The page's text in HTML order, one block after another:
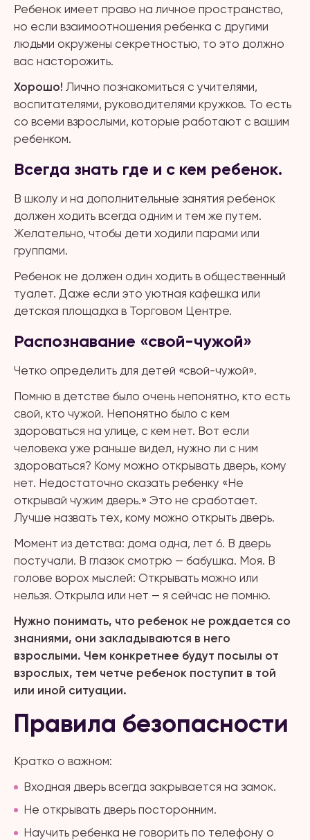
Ребенок имеет право на личное пространство,
но если взаимоотношения ребенка с другими
людьми окружены секретностью, то это должно
вас насторожить.
Хорошо! Лично познакомиться с учителями,
воспитателями, руководителями кружков. То есть
со всеми взрослыми, которые работают с вашим
ребенком.
Всегда знать где и с кем ребенок.
В школу и на дополнительные занятия ребенок
должен ходить всегда одним и тем же путем.
Желательно, чтобы дети ходили парами или
группами.
Ребенок не должен один ходить в общественный
туалет. Даже если это уютная кафешка или
детская площадка в Торговом Центре.
Распознавание «свой-чужой»
Четко определить для детей «свой-чужой».
Помню в детстве было очень непонятно, кто есть
свой, кто чужой. Непонятно было с кем
здороваться на улице, с кем нет. Вот если
человека уже раньше видел, нужно ли с ним
здороваться? Кому можно открывать дверь, кому
нет. Недостаточно сказать ребенку «Не
открывай чужим дверь.» Это не сработает.
Лучше назвать тех, кому можно открыть дверь.
Момент из детства: дома одна, лет 6. В дверь
постучали. В глазок смотрю — бабушка. Моя. В
голове ворох мыслей: Открывать можно или
нельзя. Открыла или нет — я сейчас не помню.
Нужно понимать, что ребенок не рождается со
знаниями, они закладываются в него
взрослыми. Чем конкретнее будут посылы от
взрослых, тем четче ребенок поступит в той
или иной ситуации.
Правила безопасности
Кратко о важном:
Входная дверь всегда закрывается на замок.
Не открывать дверь посторонним.
Научить ребенка не говорить по телефону о